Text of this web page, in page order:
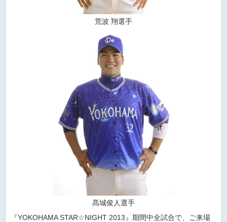
荒波 翔選手
髙城俊人選手
『YOKOHAMA STAR☆NIGHT 2013』期間中全試合で、ご来場